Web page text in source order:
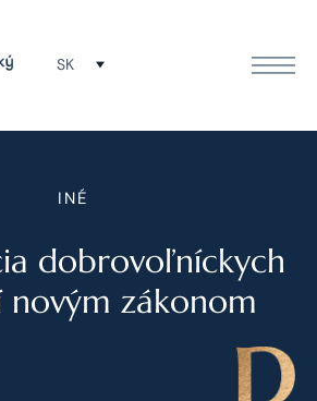
SK
INÉ
dobrovoľníckych
novým zákonom